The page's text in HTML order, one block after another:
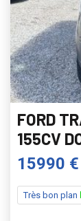
FORD
155CV
15990 €
Très bon plan